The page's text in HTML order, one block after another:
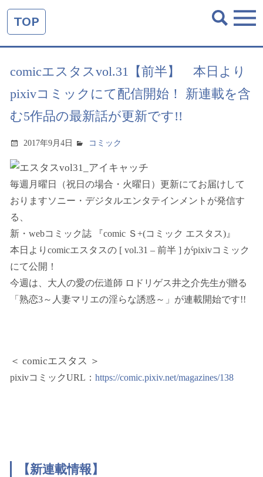
TOP
comicエスタスvol.31【前半】 本日より
pixivコミックにて配信開始！ 新連載を含
む5作品の最新話が更新です!!
2017年9月4日 コミック
毎週月曜日（祝日の場合・火曜日）更新にてお届けして
おりますソニー・デジタルエンタテインメントが発信す
る、
新・webコミック誌 『comic Ｓ+(コミック エスタス)』
本日よりcomicエスタスの [ vol.31 – 前半 ] がpixivコミック
にて公開！
今週は、大人の愛の伝道師 ロドリゲス井之介先生が贈る
「熟恋3～人妻マリエの淫らな誘惑～」が連載開始です!!
＜ comicエスタス ＞
pixivコミックURL： https://comic.pixiv.net/magazines/138
【新連載情報】